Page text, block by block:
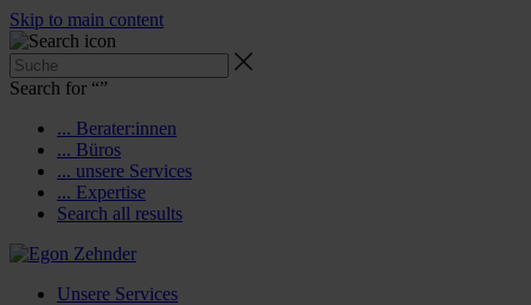
Skip to main content
Search for “”
... Berater:innen
... Büros
... unsere Services
... Expertise
Search all results
Unsere Services